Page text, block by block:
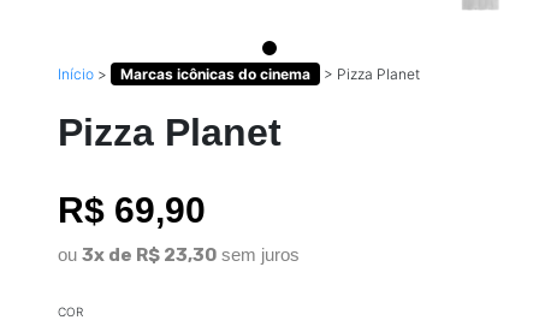
Início > Marcas icônicas do cinema > Pizza Planet
Pizza Planet
R$ 69,90
ou 3x de R$ 23,30 sem juros
COR